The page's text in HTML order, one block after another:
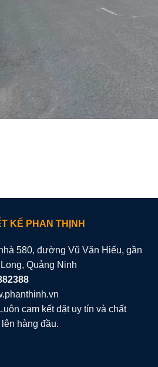
KẾ PHAN THỊNH
580, đường Vũ Văn Hiếu, gần
Quảng Ninh
cam kết đặt uy tín và chất
hàng đầu.